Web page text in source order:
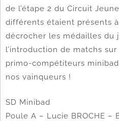
de l’étape 2 du Circuit
différents étaient présents
décrocher les médailles du
l’introduction de matchs
primo-compétiteurs
nos vainqueurs !
SD Minibad
Poule A – Lucie BROCHE –